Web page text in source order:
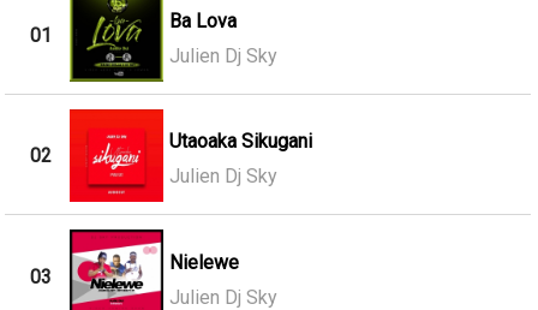
01
Ba Lova
Julien Dj Sky
02
Utaoaka Sikugani
Julien Dj Sky
03
Nielewe
Julien Dj Sky